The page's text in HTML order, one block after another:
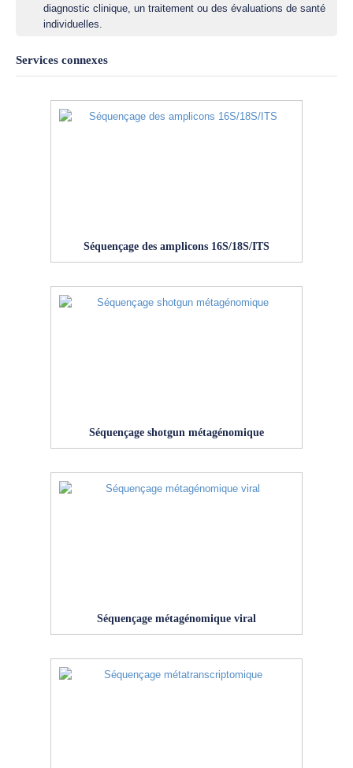
diagnostic clinique, un traitement ou des évaluations de santé
individuelles.
Services connexes
Séquençage des amplicons 16S/18S/ITS
Séquençage shotgun métagénomique
Séquençage métagénomique viral